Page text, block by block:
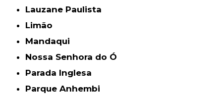
Lauzane Paulista
Limão
Mandaqui
Nossa Senhora do Ó
Parada Inglesa
Parque Anhembi